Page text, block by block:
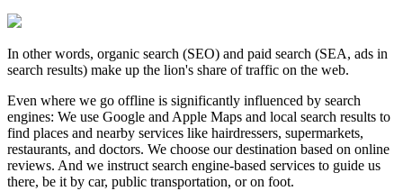
In other words, organic search (SEO) and paid search (SEA, ads in
search results) make up the lion's share of traffic on the web.
Even where we go offline is significantly influenced by search
engines: We use Google and Apple Maps and local search results to
find places and nearby services like hairdressers, supermarkets,
restaurants, and doctors. We choose our destination based on online
reviews. And we instruct search engine-based services to guide us
there, be it by car, public transportation, or on foot.